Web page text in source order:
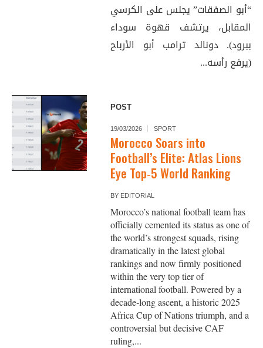
“أبو الصفقات” يجلس على الكرسي
المقابل، يرتشف قهوة سوداء
ببرود). دونالد ترامب أبو الأرباح
(يرفع رأسه...
POST
19/03/2026 SPORT
Morocco Soars into
Football’s Elite: Atlas Lions
Eye Top‑5 World Ranking
BY EDITORIAL
Morocco’s national football team has
officially cemented its status as one of
the world’s strongest squads, rising
dramatically in the latest global
rankings and now firmly positioned
within the very top tier of
international football. Powered by a
decade‑long ascent, a historic 2025
Africa Cup of Nations triumph, and a
controversial but decisive CAF
ruling,...